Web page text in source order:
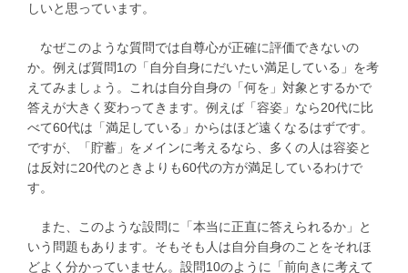
しいと思っています。
なぜこのような質問では自尊心が正確に評価できないの
か。例えば質問1の「自分自身にだいたい満足している」を考
えてみましょう。これは自分自身の「何を」対象とするかで
答えが大きく変わってきます。例えば「容姿」なら20代に比
べて60代は「満足している」からはほど遠くなるはずです。
ですが、「貯蓄」をメインに考えるなら、多くの人は容姿と
は反対に20代のときよりも60代の方が満足しているわけで
す。
また、このような設問に「本当に正直に答えられるか」と
いう問題もあります。そもそも人は自分自身のことをそれほ
どよく分かっていません。設問10のように「前向きに考えて